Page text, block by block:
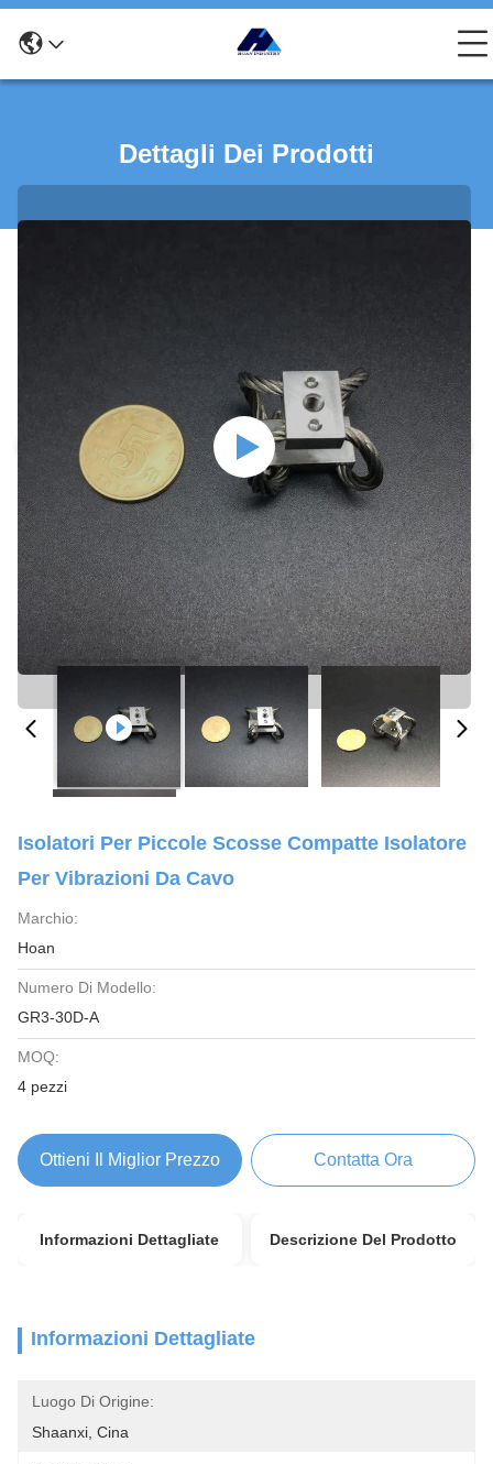
Dettagli Dei Prodotti
Isolatori Per Piccole Scosse Compatte Isolatore
Per Vibrazioni Da Cavo
Marchio:
Hoan
Numero Di Modello:
GR3-30D-A
MOQ:
4 pezzi
Ottieni Il Miglior Prezzo Contatta Ora
Informazioni Dettagliate Descrizione Del Prodotto
Informazioni Dettagliate
Luogo Di Origine:
Shaanxi, Cina